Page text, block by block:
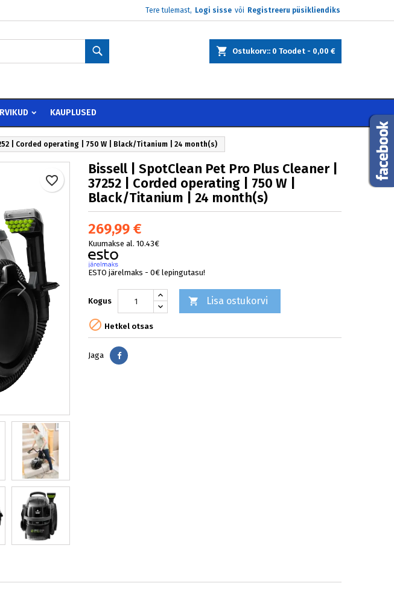
Tere tulemast, Logi sisse või Registreeru püsikliendiks
Ostukorv: 0 Toodet - 0,00 €
KAUPLUSED
| Corded operating | 750 W | Black/Titanium | 24 month(s)
Bissell | SpotClean Pet Pro Plus Cleaner |
37252 | Corded operating | 750 W |
Black/Titanium | 24 month(s)
269,99 €
Kuumakse al. 10.43€
ESTO järelmaks - 0€ lepingutasu!
Kogus  Lisa ostukorvi
favorite_border
 Hetkel otsas
Jaga Jaga
lisada.